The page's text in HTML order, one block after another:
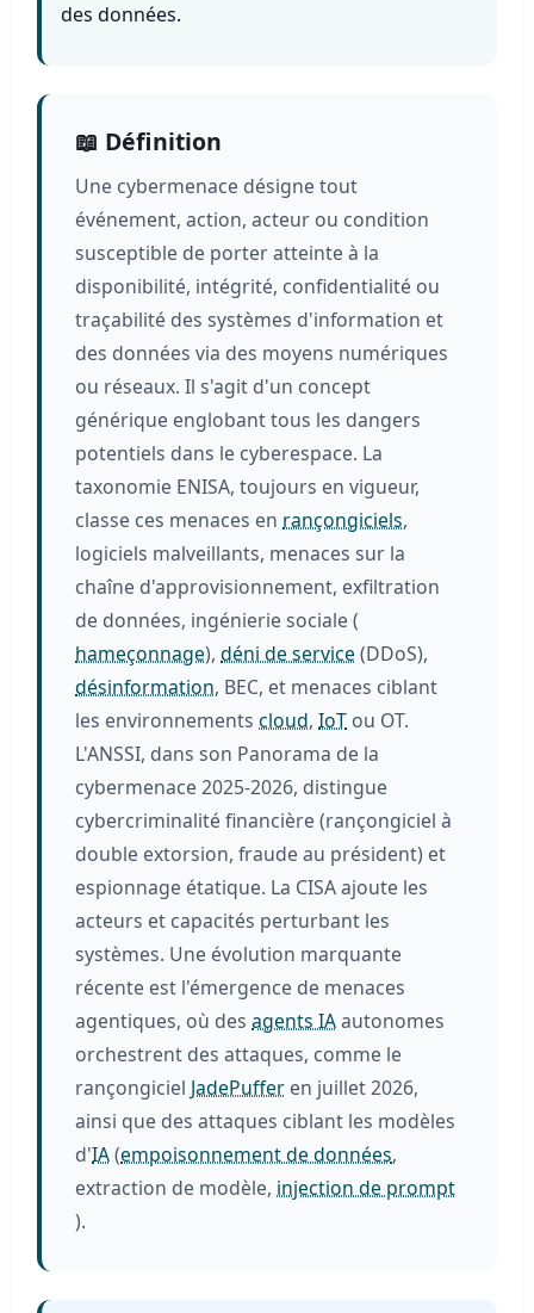
des données.
📖 Définition
Une cybermenace désigne tout
événement, action, acteur ou condition
susceptible de porter atteinte à la
disponibilité, intégrité, confidentialité ou
traçabilité des systèmes d'information et
des données via des moyens numériques
ou réseaux. Il s'agit d'un concept
générique englobant tous les dangers
potentiels dans le cyberespace. La
taxonomie ENISA, toujours en vigueur,
classe ces menaces enrançongiciels,
logiciels malveillants, menaces sur la
chaîne d'approvisionnement, exfiltration
de données, ingénierie sociale (
hameçonnage),déni de service (DDoS),
désinformation, BEC, et menaces ciblant
les environnementscloud,IoT ou OT.
L'ANSSI, dans son Panorama de la
cybermenace 2025-2026, distingue
cybercriminalité financière (rançongiciel à
double extorsion, fraude au président) et
espionnage étatique. La CISA ajoute les
acteurs et capacités perturbant les
systèmes. Une évolution marquante
récente est l'émergence de menaces
agentiques, où desagents IAautonomes
orchestrent des attaques, comme le
rançongiciel JadePuffer en juillet 2026,
ainsi que des attaques ciblant les modèles
d'IA(empoisonnement de données,
extraction de modèle,injection de prompt
).